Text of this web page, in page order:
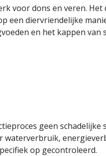
voor dons en veren.
een diervriendelijke
en het kappen van
geen
waterverbruik,
op gecontroleerd.